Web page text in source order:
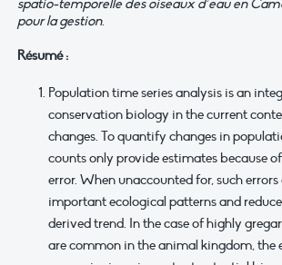
spatio-temporelle des oiseaux d’eau en
pour la gestion.
Résumé :
Population time series analysis is an
conservation biology in the current
changes. To quantify changes in
counts only provide estimates because
error. When unaccounted for, such
important ecological patterns and
derived trend. In the case of highly
are common in the animal kingdom, the